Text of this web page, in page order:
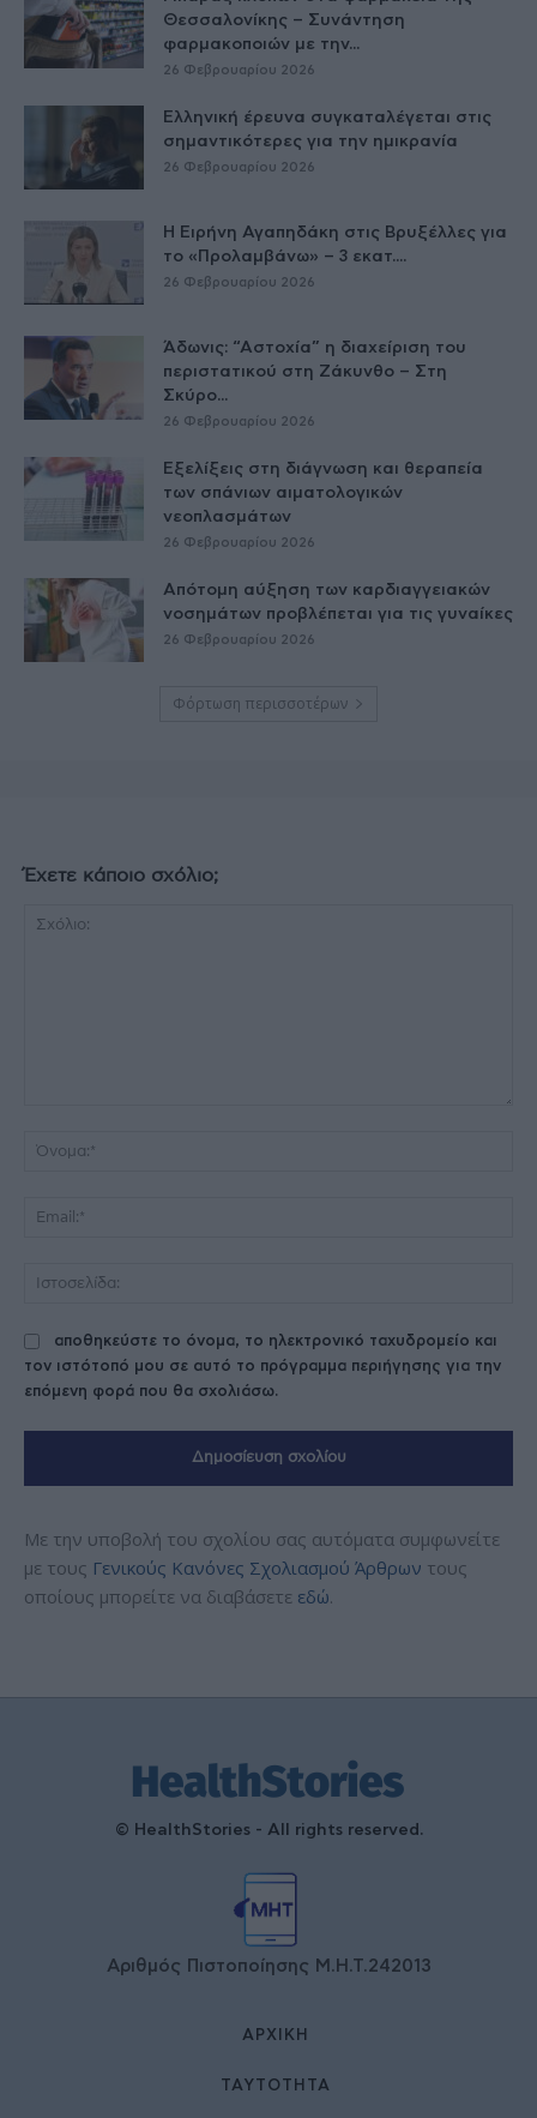
Θεσσαλονίκης – Συνάντηση
φαρμακοποιών με την...
26 Φεβρουαρίου 2026
Ελληνική έρευνα συγκαταλέγεται στις
σημαντικότερες για την ημικρανία
26 Φεβρουαρίου 2026
Η Ειρήνη Αγαπηδάκη στις Βρυξέλλες για
το «Προλαμβάνω» – 3 εκατ....
26 Φεβρουαρίου 2026
Άδωνις: “Αστοχία” η διαχείριση του
περιστατικού στη Ζάκυνθο – Στη
Σκύρο...
26 Φεβρουαρίου 2026
Εξελίξεις στη διάγνωση και θεραπεία
των σπάνιων αιματολογικών
νεοπλασμάτων
26 Φεβρουαρίου 2026
Απότομη αύξηση των καρδιαγγειακών
νοσημάτων προβλέπεται για τις γυναίκες
26 Φεβρουαρίου 2026
Φόρτωση περισσοτέρων
Έχετε κάποιο σχόλιο;
αποθηκεύστε το όνομα, το ηλεκτρονικό ταχυδρομείο και
τον ιστότοπό μου σε αυτό το πρόγραμμα περιήγησης για την
επόμενη φορά που θα σχολιάσω.
Με την υποβολή του σχολίου σας αυτόματα συμφωνείτε
με τους Γενικούς Κανόνες Σχολιασμού Άρθρων τους
οποίους μπορείτε να διαβάσετε εδώ.
© HealthStories - All rights reserved.
Αριθμός Πιστοποίησης Μ.Η.Τ.242013
ΑΡΧΙΚΉ
ΤΑΥΤΌΤΗΤΑ